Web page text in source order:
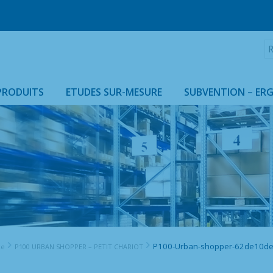
ETUDES SUR-MESURE SUBVENTION –
P100 URBAN SHOPPER – PETIT CHARIOT P100-Urban-shopper-